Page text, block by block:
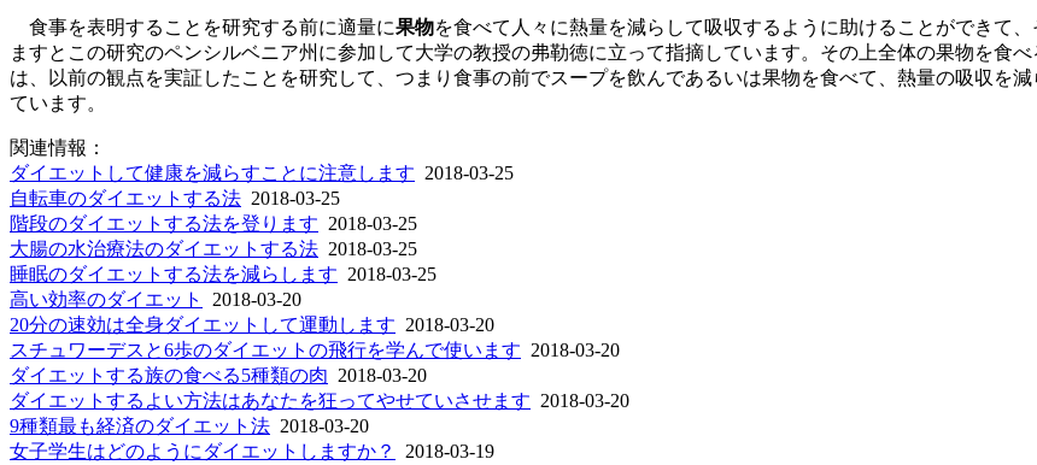
食事を表明することを研究する前に適量に果物を食べて人々に熱量を減らして吸収するように助けることができて
ますとこの研究のペンシルベニア州に参加して大学の教授の弗勒徳に立って指摘しています。その上全体の果物を食
は、以前の観点を実証したことを研究して、つまり食事の前でスープを飲んであるいは果物を食べて、熱量の吸収を
ています。
関連情報：
ダイエットして健康を減らすことに注意します 2018-03-25
自転車のダイエットする法 2018-03-25
階段のダイエットする法を登ります 2018-03-25
大腸の水治療法のダイエットする法 2018-03-25
睡眠のダイエットする法を減らします 2018-03-25
高い効率のダイエット
2018-03-20
20分の速効は全身ダイエットして運動します 2018-03-20
スチュワーデスと6歩のダイエットの飛行を学んで使います 2018-03-20
ダイエットする族の食べる5種類の肉 2018-03-20
ダイエットするよい方法はあなたを狂ってやせていさせます 2018-03-20
9種類最も経済のダイエット法 2018-03-20
女子学生はどのようにダイエットしますか？
2018-03-19